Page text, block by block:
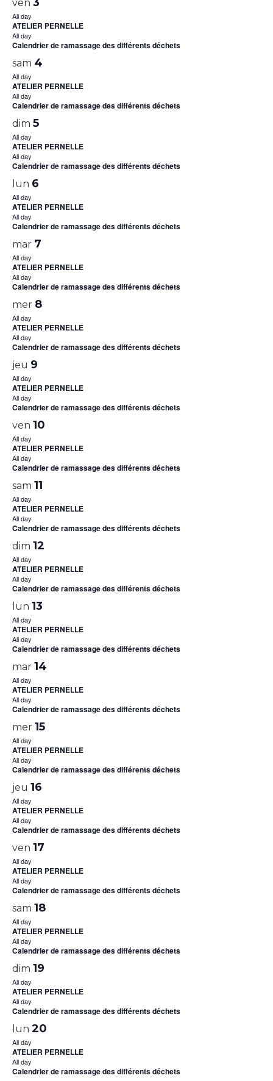
ven
All day
ATELIER PERNELLE
All day
Calendrier de ramassage des différents déchets
sam 4
All day
ATELIER PERNELLE
All day
Calendrier de ramassage des différents déchets
dim 5
All day
ATELIER PERNELLE
All day
Calendrier de ramassage des différents déchets
lun 6
All day
ATELIER PERNELLE
All day
Calendrier de ramassage des différents déchets
mar 7
All day
ATELIER PERNELLE
All day
Calendrier de ramassage des différents déchets
mer 8
All day
ATELIER PERNELLE
All day
Calendrier de ramassage des différents déchets
jeu 9
All day
ATELIER PERNELLE
All day
Calendrier de ramassage des différents déchets
ven 10
All day
ATELIER PERNELLE
All day
Calendrier de ramassage des différents déchets
sam 11
All day
ATELIER PERNELLE
All day
Calendrier de ramassage des différents déchets
dim 12
All day
ATELIER PERNELLE
All day
Calendrier de ramassage des différents déchets
lun 13
All day
ATELIER PERNELLE
All day
Calendrier de ramassage des différents déchets
mar 14
All day
ATELIER PERNELLE
All day
Calendrier de ramassage des différents déchets
mer 15
All day
ATELIER PERNELLE
All day
Calendrier de ramassage des différents déchets
jeu 16
All day
ATELIER PERNELLE
All day
Calendrier de ramassage des différents déchets
ven 17
All day
ATELIER PERNELLE
All day
Calendrier de ramassage des différents déchets
sam 18
All day
ATELIER PERNELLE
All day
Calendrier de ramassage des différents déchets
dim 19
All day
ATELIER PERNELLE
All day
Calendrier de ramassage des différents déchets
lun 20
All day
ATELIER PERNELLE
All day
Calendrier de ramassage des différents déchets